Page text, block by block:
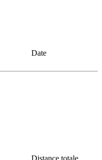
Date
Distance totale